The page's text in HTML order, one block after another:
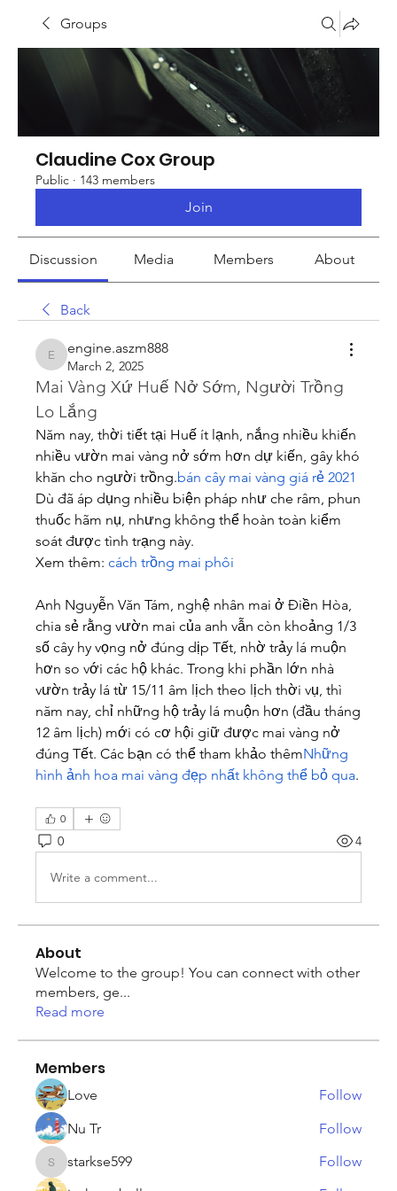
Groups
Claudine Cox Group
Public · 143 members
Join
Discussion Media Members About
Back
engine.aszm888
engine.aszm888
March 2, 2025
Mai Vàng Xứ Huế Nở Sớm, Người Trồng
Lo Lắng
Năm nay, thời tiết tại Huế ít lạnh, nắng nhiều khiến
nhiều vườn mai vàng nở sớm hơn dự kiến, gây khó
khăn cho người trồng.bán cây mai vàng giá rẻ 2021
Dù đã áp dụng nhiều biện pháp như che râm, phun
thuốc hãm nụ, nhưng không thể hoàn toàn kiểm
soát được tình trạng này.
Xem thêm: cách trồng mai phôi
Anh Nguyễn Văn Tám, nghệ nhân mai ở Điền Hòa,
chia sẻ rằng vườn mai của anh vẫn còn khoảng 1/3
số cây hy vọng nở đúng dịp Tết, nhờ trảy lá muộn
hơn so với các hộ khác. Trong khi phần lớn nhà
vườn trảy lá từ 15/11 âm lịch theo lịch thời vụ, thì
năm nay, chỉ những hộ trảy lá muộn hơn (đầu tháng
12 âm lịch) mới có cơ hội giữ được mai vàng nở
đúng Tết. Các bạn có thể tham khảo thêmNhững
hình ảnh hoa mai vàng đẹp nhất không thể bỏ qua.
0
0 4
Write a comment...
About
Welcome to the group! You can connect with other
members, ge...
Read more
Members
Love
Follow
Nu Tr
Follow
starkse599
starkse599
Follow